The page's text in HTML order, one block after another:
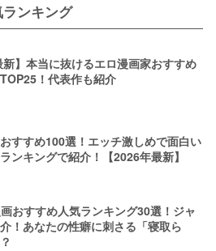
ランキング
新】本当に抜けるエロ漫画家おすすめ
！代表作も紹介
すすめ100選！エッチ激しめで面白い
ンキングで紹介！【2026年最新】
おすすめ人気ランキング30選！ジャ
！あなたの性癖に刺さる「寝取ら